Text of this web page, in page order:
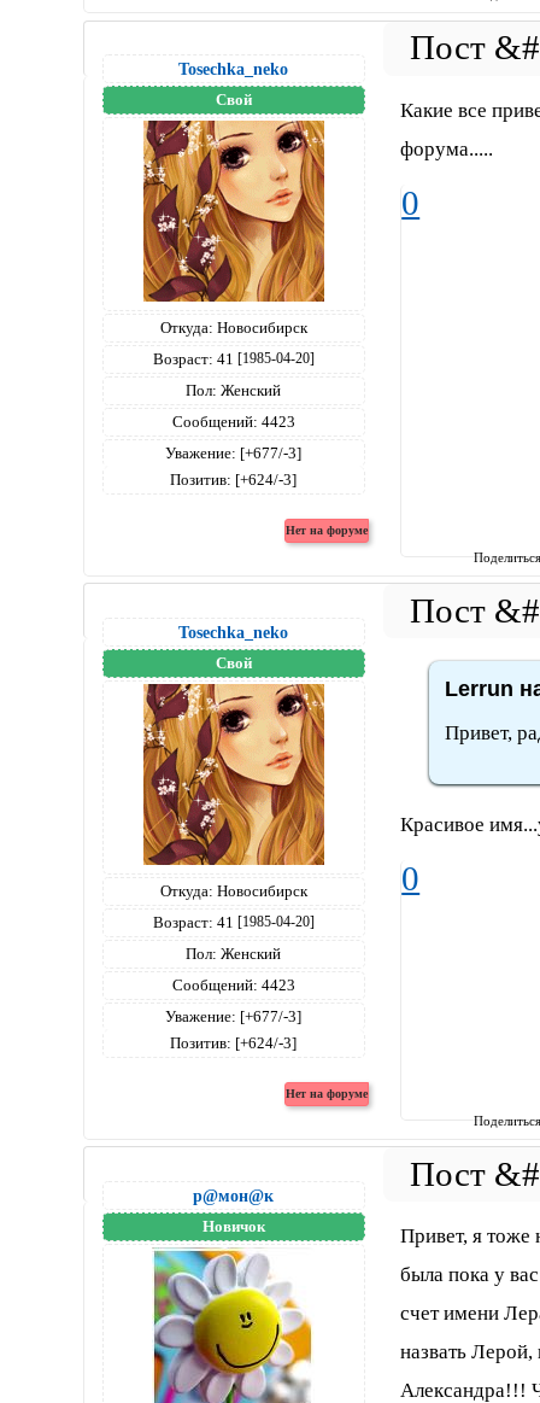
Tosechka_neko
Свой
Откуда: Новосибирск
Возраст: 41 [1985-04-20]
Пол: Женский
Сообщений: 4423
Уважение: [+677/-3]
Позитив: [+624/-3]
Какие все
форума.....
0
Tosechka_neko
Свой
Откуда: Новосибирск
Возраст: 41 [1985-04-20]
Пол: Женский
Сообщений: 4423
Уважение: [+677/-3]
Позитив: [+624/-3]
Lerrun
Привет,
Красивое
0
р@мон@к
Новичок
Привет, я
была пока у
счет имени
назвать Лерой,
Александра!!!